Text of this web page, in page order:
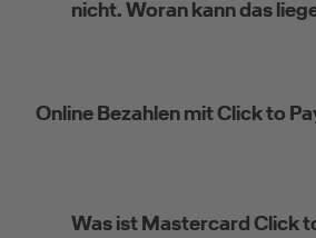
nicht. Woran kann das
Online Bezahlen mit Click to
Was ist Mastercard Click